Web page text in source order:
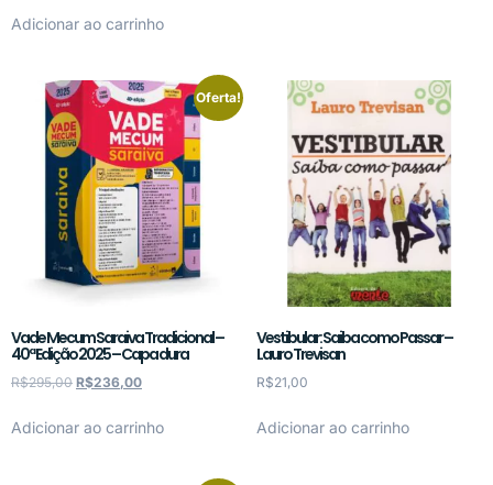
Adicionar ao carrinho
Oferta!
Vade Mecum Saraiva Tradicional –
40ª Edição 2025 – Capa dura
R$295,00 R$236,00
Adicionar ao carrinho
Vestibular: Saiba como Passar –
Lauro Trevisan
R$21,00
Adicionar ao carrinho